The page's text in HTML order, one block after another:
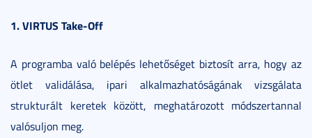
1. VIRTUS Take-Off
A programba való belépés lehetőséget biztosít arra, hogy az
ötlet validálása, ipari alkalmazhatóságának vizsgálata
strukturált keretek között, meghatározott módszertannal
valósuljon meg.